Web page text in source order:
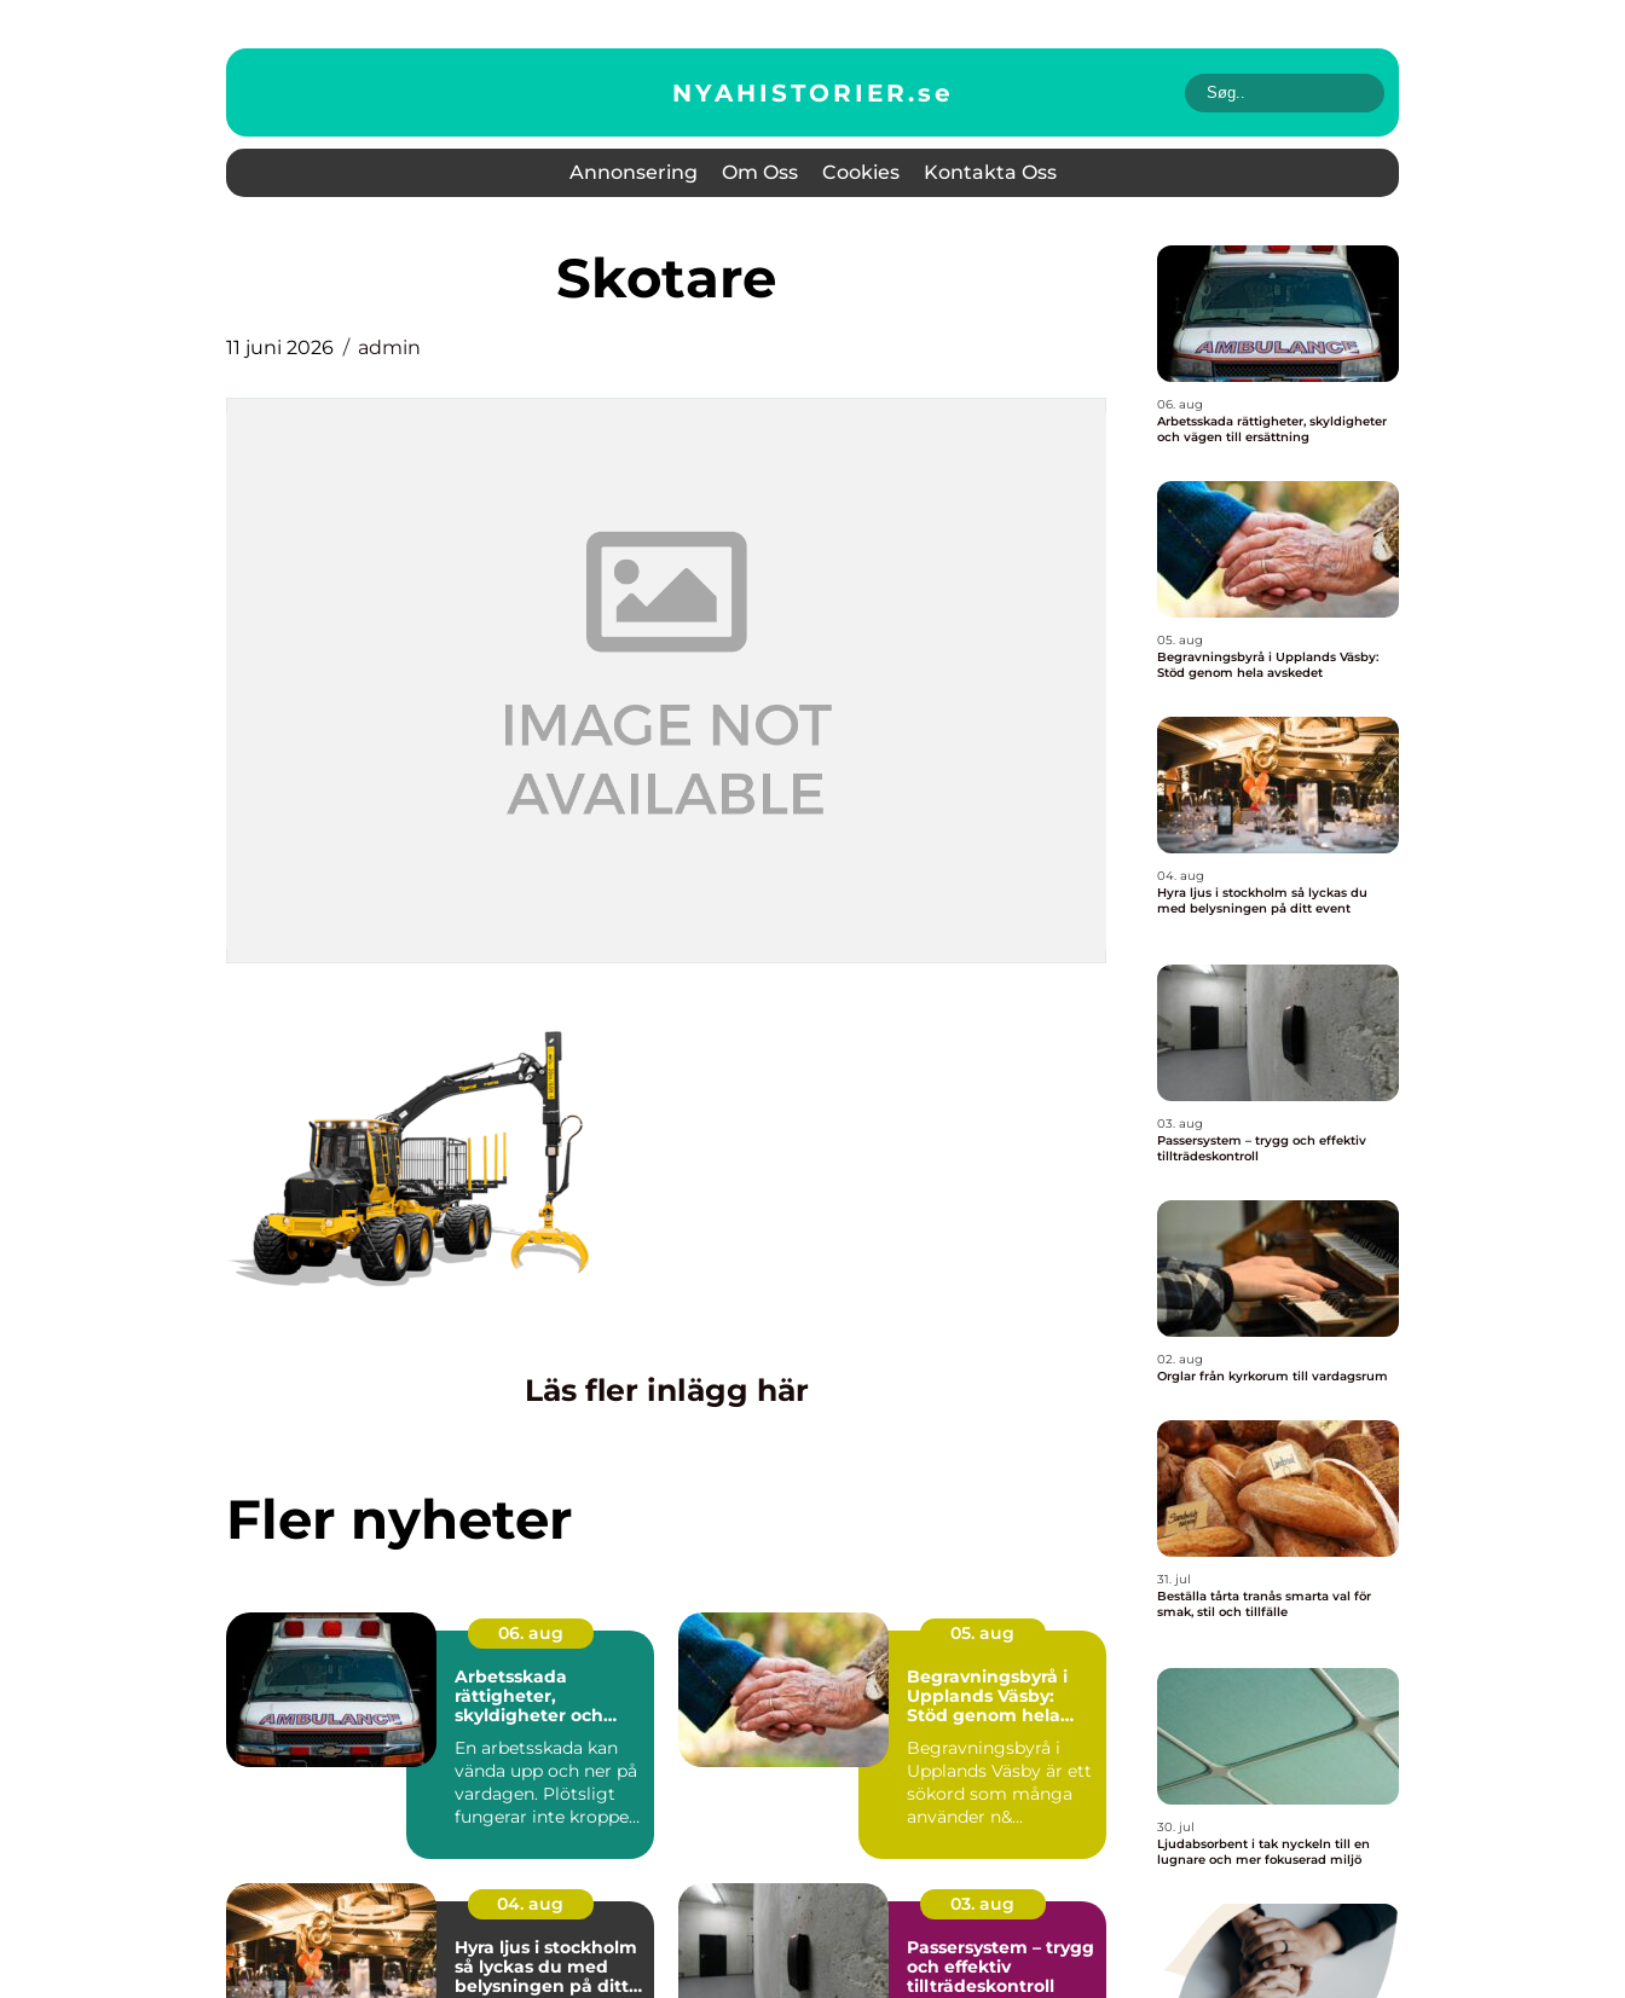
NYAHISTORIER.se
Annonsering Om Oss Cookies Kontakta Oss
skotare
11 juni 2026 admin
Läs fler inlägg här
Fler nyheter
06. aug
Arbetsskada
rättigheter,
skyldigheter och
En arbetsskada kan
vända upp och ner på
vardagen. Plötsligt
fungerar inte kroppen
05. aug
Begravningsbyrå i
Upplands Väsby:
Stöd genom hela
Begravningsbyrå i
Upplands Väsby är ett
sökord som många
använder n&...
04. aug
Hyra ljus i stockholm
så lyckas du med
belysningen på ditt
03. aug
Passersystem – trygg
och effektiv
tillträdeskontroll
06. aug
Arbetsskada rättigheter, skyldigheter
och vägen till ersättning
05. aug
Begravningsbyrå i Upplands Väsby:
Stöd genom hela avskedet
04. aug
Hyra ljus i stockholm så lyckas du
med belysningen på ditt event
03. aug
Passersystem – trygg och effektiv
tillträdeskontroll
02. aug
Orglar från kyrkorum till vardagsrum
31. jul
Beställa tårta tranås smarta val för
smak, stil och tillfälle
30. jul
Ljudabsorbent i tak nyckeln till en
lugnare och mer fokuserad miljö